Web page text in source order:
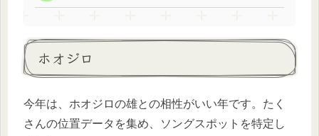
ホオジロ
今年は、ホオジロの雄との相性がいい年です。たく
さんの位置データを集め、ソングスポットを特定し